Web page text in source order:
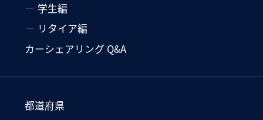
学生編
リタイア編
カーシェアリング Q&A
都道府県